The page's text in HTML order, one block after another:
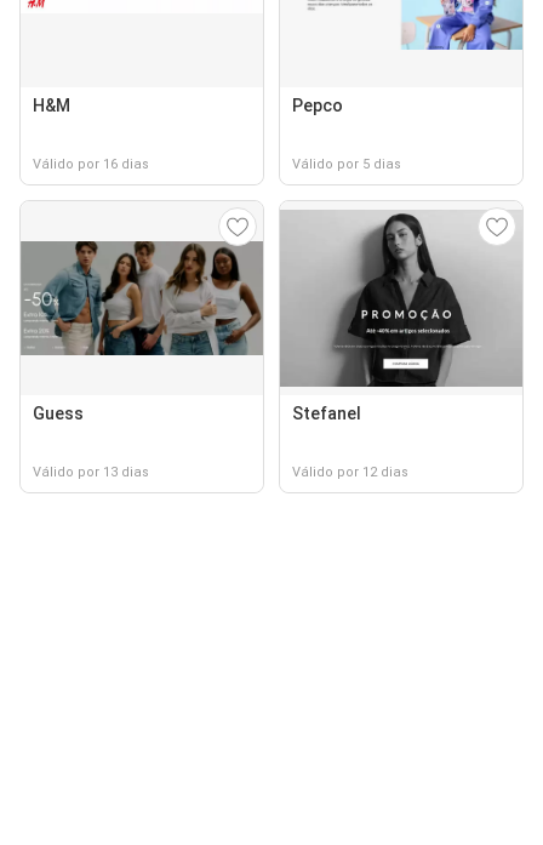
H&M
Válido por 16 dias
Pepco
Válido por 5 dias
Guess
Válido por 13 dias
Stefanel
Válido por 12 dias